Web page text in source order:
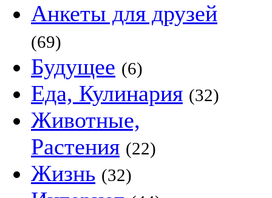
Анкеты для друзей
(69)
Будущее (6)
Еда, Кулинария (32)
Животные,
Растения (22)
Жизнь (32)